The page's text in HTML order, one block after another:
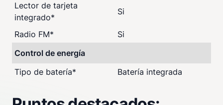
Lector de tarjeta
integrado*
Si
Radio FM*
Si
Control de energía
Tipo de batería* Batería integrada